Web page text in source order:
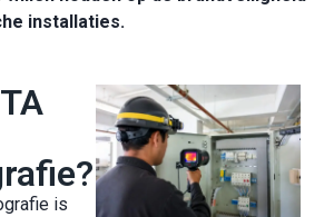
installaties.
is